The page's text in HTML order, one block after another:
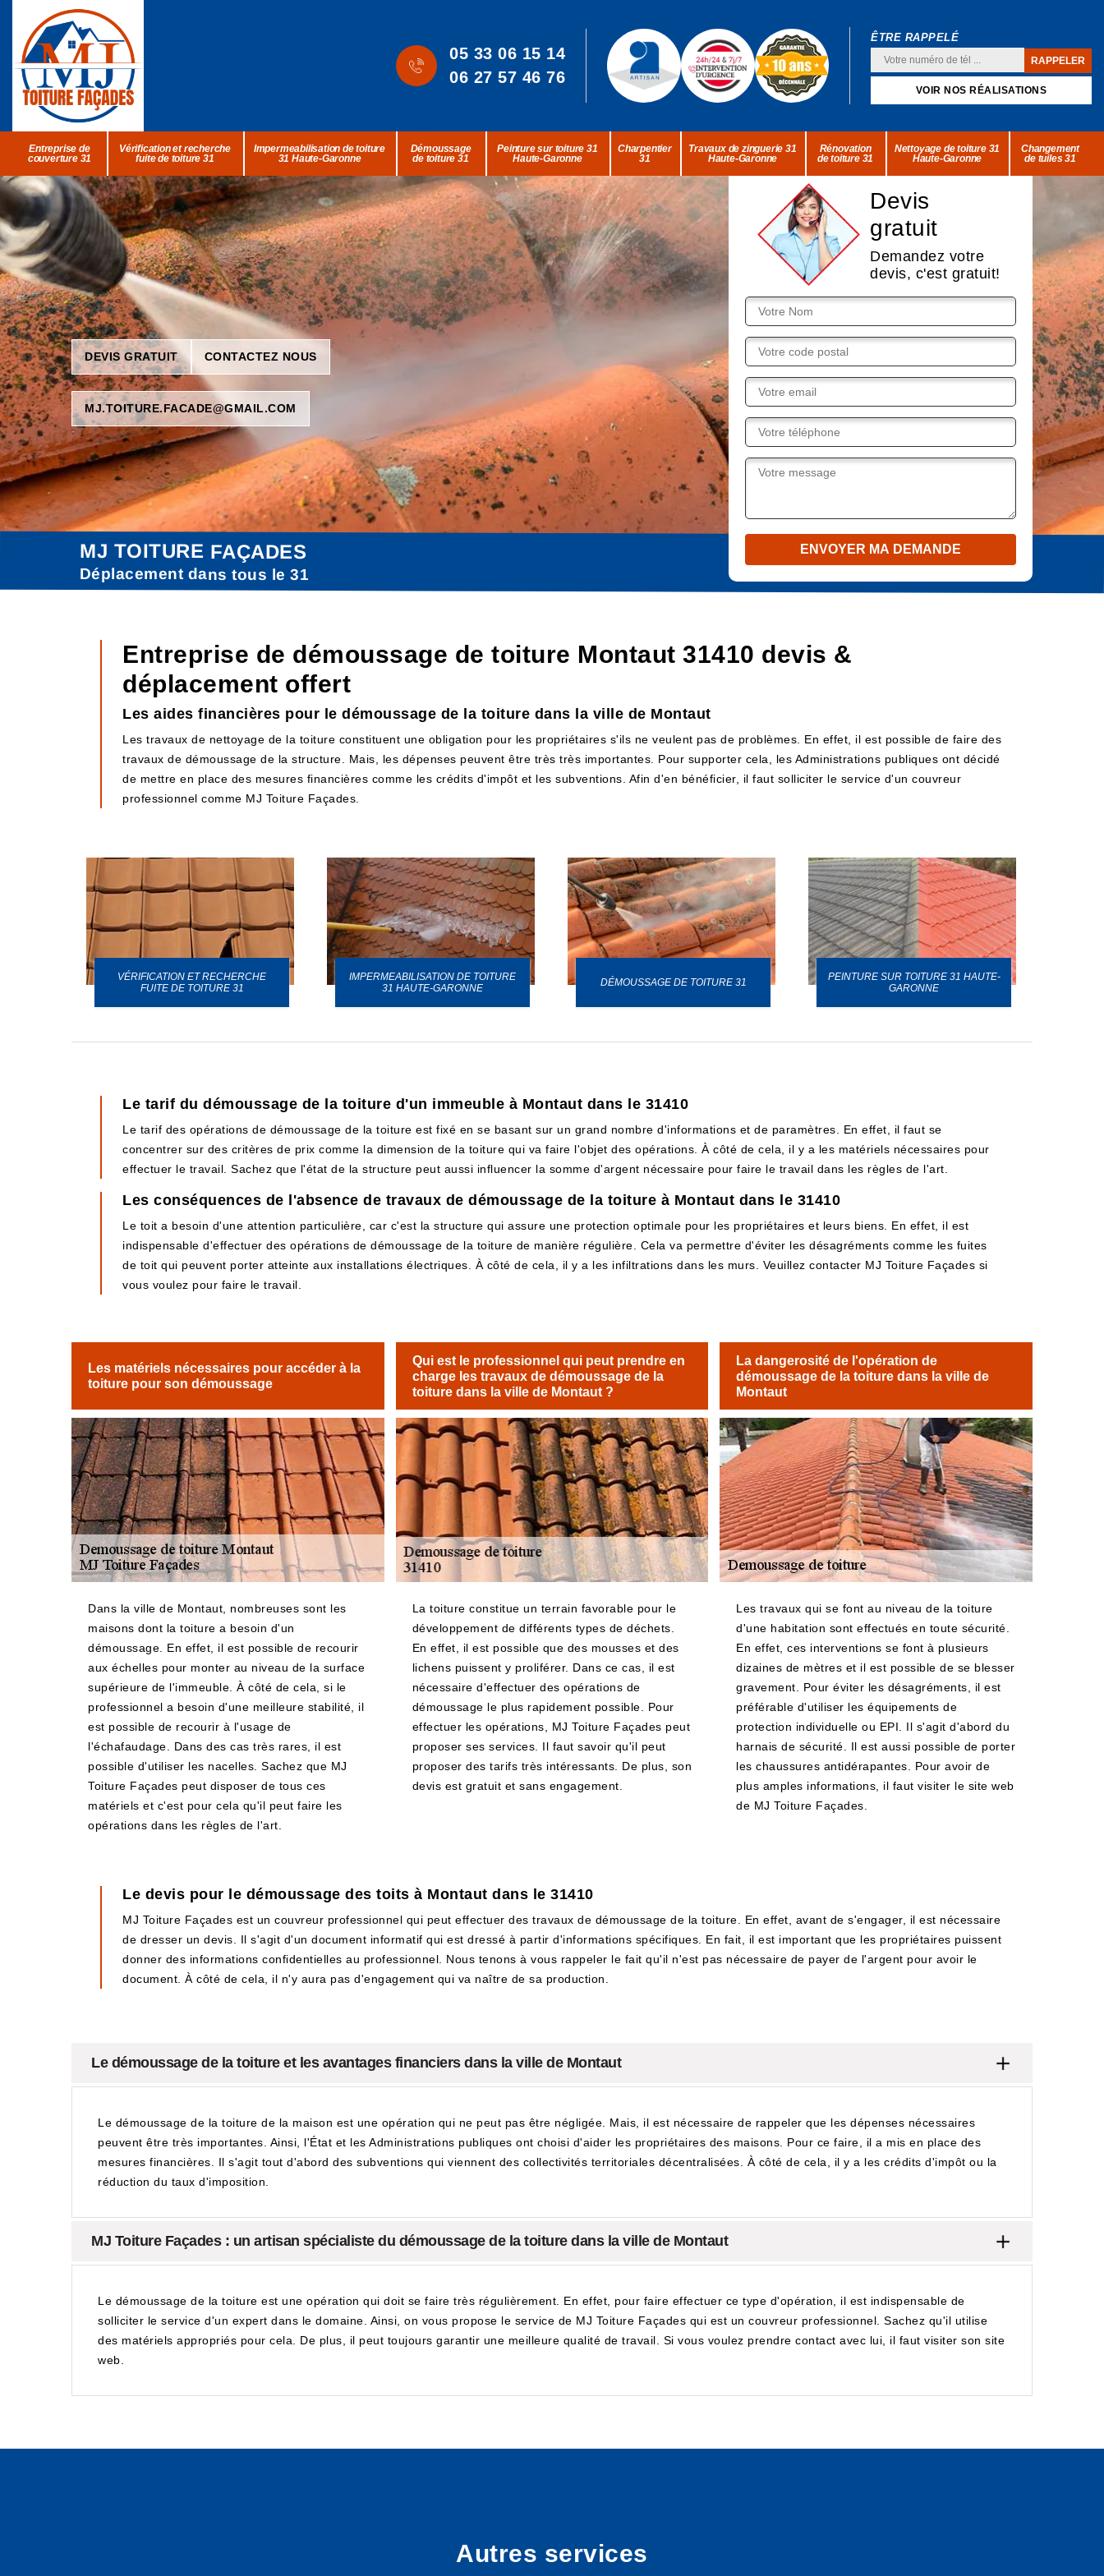
05 33 06 15 14
06 27 57 46 76
ÊTRE RAPPELÉ
VOIR NOS RÉALISATIONS
Entreprise de
couverture 31
Vérification et recherche
fuite de toiture 31
Impermeabilisation de toiture
31 Haute-Garonne
Démoussage
de toiture 31
Peinture sur toiture 31
Haute-Garonne
Charpentier
31
Travaux de zinguerie 31
Haute-Garonne
Rénovation
de toiture 31
Nettoyage de toiture 31
Haute-Garonne
Changement
de tuiles 31
DEVIS GRATUIT CONTACTEZ NOUS
MJ.TOITURE.FACADE@GMAIL.COM
Devis
gratuit
Demandez votre
devis, c'est gratuit!
MJ TOITURE FAÇADES
Déplacement dans tous le 31
Entreprise de démoussage de toiture Montaut 31410 devis &
déplacement offert
Les aides financières pour le démoussage de la toiture dans la ville de Montaut
Les travaux de nettoyage de la toiture constituent une obligation pour les propriétaires s'ils ne veulent pas de problèmes. En effet, il est possible de faire des
travaux de démoussage de la structure. Mais, les dépenses peuvent être très très importantes. Pour supporter cela, les Administrations publiques ont décidé
de mettre en place des mesures financières comme les crédits d'impôt et les subventions. Afin d'en bénéficier, il faut solliciter le service d'un couvreur
professionnel comme MJ Toiture Façades.
VÉRIFICATION ET RECHERCHE
FUITE DE TOITURE 31
IMPERMEABILISATION DE TOITURE
31 HAUTE-GARONNE
DÉMOUSSAGE DE TOITURE 31
PEINTURE SUR TOITURE 31 HAUTE-
GARONNE
Le tarif du démoussage de la toiture d'un immeuble à Montaut dans le 31410
Le tarif des opérations de démoussage de la toiture est fixé en se basant sur un grand nombre d'informations et de paramètres. En effet, il faut se
concentrer sur des critères de prix comme la dimension de la toiture qui va faire l'objet des opérations. À côté de cela, il y a les matériels nécessaires pour
effectuer le travail. Sachez que l'état de la structure peut aussi influencer la somme d'argent nécessaire pour faire le travail dans les règles de l'art.
Les conséquences de l'absence de travaux de démoussage de la toiture à Montaut dans le 31410
Le toit a besoin d'une attention particulière, car c'est la structure qui assure une protection optimale pour les propriétaires et leurs biens. En effet, il est
indispensable d'effectuer des opérations de démoussage de la toiture de manière régulière. Cela va permettre d'éviter les désagréments comme les fuites
de toit qui peuvent porter atteinte aux installations électriques. À côté de cela, il y a les infiltrations dans les murs. Veuillez contacter MJ Toiture Façades si
vous voulez pour faire le travail.
Les matériels nécessaires pour accéder à la
toiture pour son démoussage
Dans la ville de Montaut, nombreuses sont les
maisons dont la toiture a besoin d'un
démoussage. En effet, il est possible de recourir
aux échelles pour monter au niveau de la surface
supérieure de l'immeuble. À côté de cela, si le
professionnel a besoin d'une meilleure stabilité, il
est possible de recourir à l'usage de
l'échafaudage. Dans des cas très rares, il est
possible d'utiliser les nacelles. Sachez que MJ
Toiture Façades peut disposer de tous ces
matériels et c'est pour cela qu'il peut faire les
opérations dans les règles de l'art.
Qui est le professionnel qui peut prendre en
charge les travaux de démoussage de la
toiture dans la ville de Montaut ?
La toiture constitue un terrain favorable pour le
développement de différents types de déchets.
En effet, il est possible que des mousses et des
lichens puissent y proliférer. Dans ce cas, il est
nécessaire d'effectuer des opérations de
démoussage le plus rapidement possible. Pour
effectuer les opérations, MJ Toiture Façades peut
proposer ses services. Il faut savoir qu'il peut
proposer des tarifs très intéressants. De plus, son
devis est gratuit et sans engagement.
La dangerosité de l'opération de
démoussage de la toiture dans la ville de
Montaut
Les travaux qui se font au niveau de la toiture
d'une habitation sont effectués en toute sécurité.
En effet, ces interventions se font à plusieurs
dizaines de mètres et il est possible de se blesser
gravement. Pour éviter les désagréments, il est
préférable d'utiliser les équipements de
protection individuelle ou EPI. Il s'agit d'abord du
harnais de sécurité. Il est aussi possible de porter
les chaussures antidérapantes. Pour avoir de
plus amples informations, il faut visiter le site web
de MJ Toiture Façades.
Le devis pour le démoussage des toits à Montaut dans le 31410
MJ Toiture Façades est un couvreur professionnel qui peut effectuer des travaux de démoussage de la toiture. En effet, avant de s'engager, il est nécessaire
de dresser un devis. Il s'agit d'un document informatif qui est dressé à partir d'informations spécifiques. En fait, il est important que les propriétaires puissent
donner des informations confidentielles au professionnel. Nous tenons à vous rappeler le fait qu'il n'est pas nécessaire de payer de l'argent pour avoir le
document. À côté de cela, il n'y aura pas d'engagement qui va naître de sa production.
Le démoussage de la toiture et les avantages financiers dans la ville de Montaut
Le démoussage de la toiture de la maison est une opération qui ne peut pas être négligée. Mais, il est nécessaire de rappeler que les dépenses nécessaires
peuvent être très importantes. Ainsi, l'État et les Administrations publiques ont choisi d'aider les propriétaires des maisons. Pour ce faire, il a mis en place des
mesures financières. Il s'agit tout d'abord des subventions qui viennent des collectivités territoriales décentralisées. À côté de cela, il y a les crédits d'impôt ou la
réduction du taux d'imposition.
MJ Toiture Façades : un artisan spécialiste du démoussage de la toiture dans la ville de Montaut
Le démoussage de la toiture est une opération qui doit se faire très régulièrement. En effet, pour faire effectuer ce type d'opération, il est indispensable de
solliciter le service d'un expert dans le domaine. Ainsi, on vous propose le service de MJ Toiture Façades qui est un couvreur professionnel. Sachez qu'il utilise
des matériels appropriés pour cela. De plus, il peut toujours garantir une meilleure qualité de travail. Si vous voulez prendre contact avec lui, il faut visiter son site
web.
Autres services